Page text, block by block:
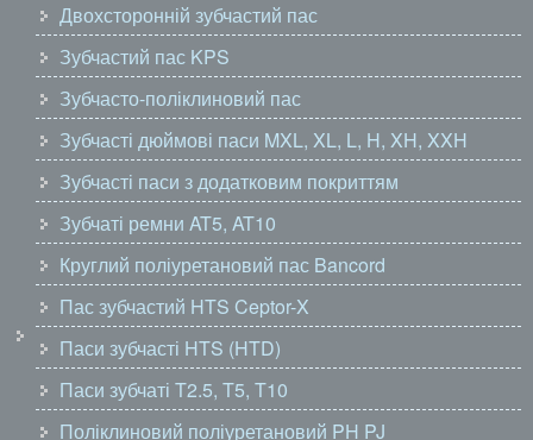
Двохсторонній зубчастий пас
Зубчастий пас KPS
Зубчасто-поліклиновий пас
Зубчасті дюймові паси MXL, XL, L, H, XH, XXH
Зубчасті паси з додатковим покриттям
Зубчаті ремни AT5, AT10
Круглий поліуретановий пас Bancord
Пас зубчастий HTS Ceptor-X
Паси зубчасті HTS (HTD)
Паси зубчаті T2.5, T5, T10
Поліклиновий поліуретановий PH PJ